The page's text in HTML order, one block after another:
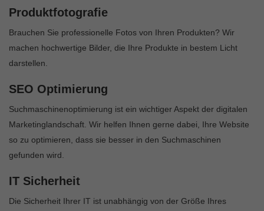
Produktfotografie
Brauchen Sie professionelle Fotos von Ihren Produkten? Wir
machen hochwertige Bilder, die Ihre Produkte in bestem Licht
darstellen.
SEO Optimierung
Suchmaschinenoptimierung ist ein wichtiger Aspekt der digitalen
Marketinglandschaft. Wir helfen Ihnen gerne dabei, Ihre Website
so zu optimieren, dass sie besser in den Suchmaschinen
gefunden wird.
IT Sicherheit
Die Sicherheit Ihrer IT ist unabhängig von der Größe Ihres